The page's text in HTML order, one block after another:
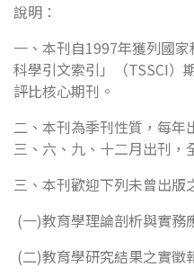
說明：
一、本刊自1997年獲列國
科學引文索引」（TSSCI）
評比核心期刊。
二、本刊為季刊性質，每年
三、六、九、十二月出刊，
三、本刊歡迎下列未曾出版
(一)教育學理論剖析與實務
(二)教育學研究結果之實徵